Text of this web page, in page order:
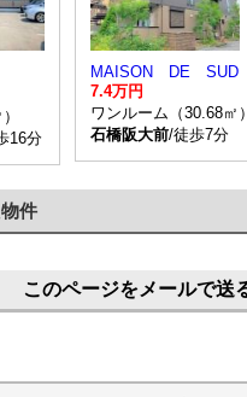
16分
MAISON DE SUD
7.4万円
ワンルーム（30.68㎡）
石橋阪大前/徒歩7分
件
このページをメールで送